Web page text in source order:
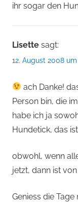
ihr sogar den
Lisette sagt:
12. August 2008 um
ach Danke!
Person bin, die
habe ich ja
Hundetick, das
obwohl, wenn
jetzt, dann ist
Geniess die